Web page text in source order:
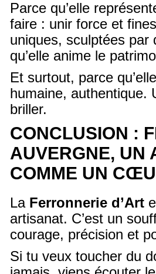
Parce qu’elle
faire : unir force et
uniques, sculptées par
qu’elle anime le
Et surtout, parce
humaine, authentique.
briller.
CONCLUSION :
AUVERGNE, UN
COMME UN
La Ferronnerie d’Art
artisanat. C’est un
courage, précision et
Si tu veux toucher du